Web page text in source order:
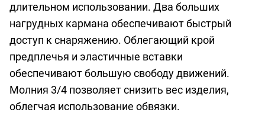
длительном использовании. Два больших
нагрудных кармана обеспечивают быстрый
доступ к снаряжению. Облегающий крой
предплечья и эластичные вставки
обеспечивают большую свободу движений.
Молния 3/4 позволяет снизить вес изделия,
облегчая использование обвязки.